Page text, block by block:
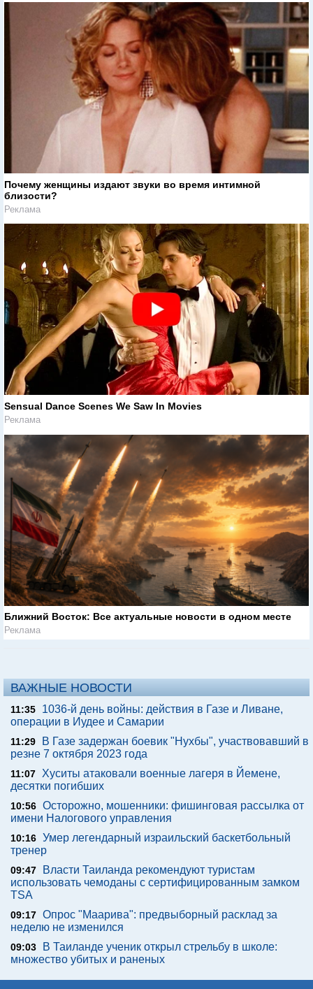
Почему женщины издают звуки во время интимной
близости?
Реклама
Sensual Dance Scenes We Saw In Movies
Реклама
Ближний Восток: Все актуальные новости в одном месте
Реклама
ВАЖНЫЕ НОВОСТИ
11:35
1036-й день войны: действия в Газе и Ливане,
операции в Иудее и Самарии
11:29
В Газе задержан боевик "Нухбы", участвовавший в
резне 7 октября 2023 года
11:07 Хуситы атаковали военные лагеря в Йемене,
десятки погибших
10:56 Осторожно, мошенники: фишинговая рассылка от
имени Налогового управления
10:16 Умер легендарный израильский баскетбольный
тренер
09:47
Власти Таиланда рекомендуют туристам
использовать чемоданы с сертифицированным замком
TSA
09:17 Опрос "Mаарива": предвыборный расклад за
неделю не изменился
09:03
В Таиланде ученик открыл стрельбу в школе:
множество убитых и раненых